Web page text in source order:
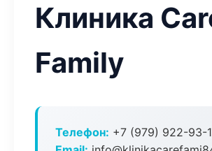
Клиника
Family
Телефон: +7 (979) 922-93-